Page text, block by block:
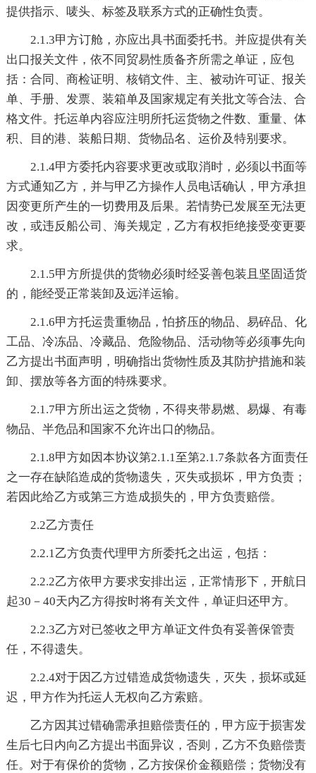
提供指示、唛头、标签及联系方式的正确性负责。
2.1.3甲方订舱，亦应出具书面委托书。并应提供有关
出口报关文件，依不同贸易性质备齐所需之单证，应包
括：合同、商检证明、核销文件、主、被动许可证、报关
单、手册、发票、装箱单及国家规定有关批文等合法、合
格文件。托运单内容应注明所托运货物之件数、重量、体
积、目的港、装船日期、货物品名、运价及特别要求。
2.1.4甲方委托内容要求更改或取消时，必须以书面等
方式通知乙方，并与甲乙方操作人员电话确认，甲方承担
因变更所产生的一切费用及后果。若情势已发展至无法更
改，或违反船公司、海关规定，乙方有权拒绝接受变更要
求。
2.1.5甲方所提供的货物必须时经妥善包装且坚固适货
的，能经受正常装卸及远洋运输。
2.1.6甲方托运贵重物品，怕挤压的物品、易碎品、化
工品、冷冻品、冷藏品、危险物品、活动物等必须事先向
乙方提出书面声明，明确指出货物性质及其防护措施和装
卸、摆放等各方面的特殊要求。
2.1.7甲方所出运之货物，不得夹带易燃、易爆、有毒
物品、半危品和国家不允许出口的物品。
2.1.8甲方如因本协议第2.1.1至第2.1.7条款各方面责任
之一存在缺陷造成的货物遗失，灭失或损坏，甲方负责；
若因此给乙方或第三方造成损失的，甲方负责赔偿。
2.2乙方责任
2.2.1乙方负责代理甲方所委托之出运，包括：
2.2.2乙方依甲方要求安排出运，正常情形下，开航日
起30－40天内乙方得按时将有关文件，单证归还甲方。
2.2.3乙方对已签收之甲方单证文件负有妥善保管责
任，不得遗失。
2.2.4对于因乙方过错造成货物遗失，灭失，损坏或延
迟，甲方作为托运人无权向乙方索赔。
乙方因其过错确需承担赔偿责任的，甲方应于损害发
生后七日内向乙方提出书面异议，否则，乙方不负赔偿责
任。对于有保价的货物，乙方按保价金额赔偿；货物没有